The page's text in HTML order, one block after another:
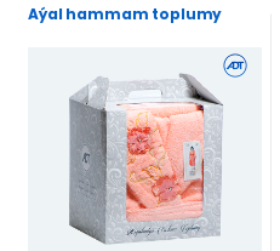
Aýal hammam toplumy